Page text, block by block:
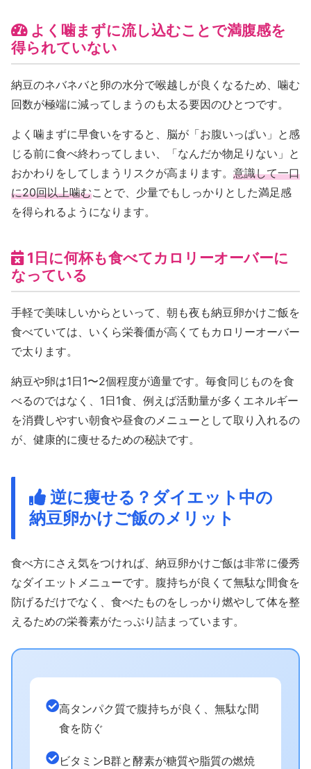
よく噛まずに流し込むことで満腹感を
得られていない
納豆のネバネバと卵の水分で喉越しが良くなるため、噛む
回数が極端に減ってしまうのも太る要因のひとつです。
よく噛まずに早食いをすると、脳が「お腹いっぱい」と感
じる前に食べ終わってしまい、「なんだか物足りない」と
おかわりをしてしまうリスクが高まります。 意識して一口
に20回以上噛むことで、少量でもしっかりとした満足感
を得られるようになります。
1日に何杯も食べてカロリーオーバーに
なっている
手軽で美味しいからといって、朝も夜も納豆卵かけご飯を
食べていては、いくら栄養価が高くてもカロリーオーバー
で太ります。
納豆や卵は1日1〜2個程度が適量です。毎食同じものを食
べるのではなく、1日1食、例えば活動量が多くエネルギー
を消費しやすい朝食や昼食のメニューとして取り入れるの
が、健康的に痩せるための秘訣です。
逆に痩せる？ダイエット中の
納豆卵かけご飯のメリット
食べ方にさえ気をつければ、納豆卵かけご飯は非常に優秀
なダイエットメニューです。腹持ちが良くて無駄な間食を
防げるだけでなく、食べたものをしっかり燃やして体を整
えるための栄養素がたっぷり詰まっています。
高タンパク質で腹持ちが良く、無駄な間
食を防ぐ
ビタミンB群と酵素が糖質や脂質の燃焼